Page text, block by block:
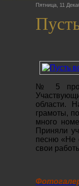
Пятница, 11
№ 5
области.
грамоты,
много
Приняли
песню «Не
свои